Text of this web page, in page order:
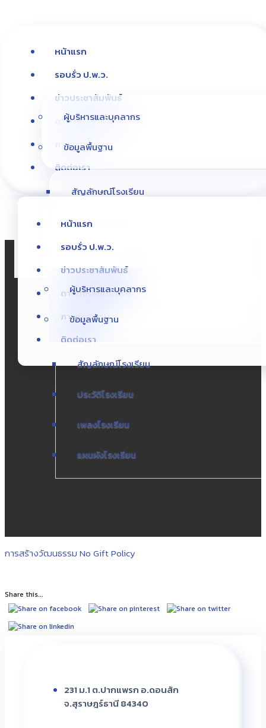
หน้าแรก
รอบรั่ว ป.พ.ว.
ผู้บริหารและบุคลากร
ข้อมูลพื้นฐาน
สัญลักษณ์โรงเรียน
ประวัติโรงเรียน
เพลงโรงเรียน
แผนผังโรงเรียน
ข่าวประชาสัมพันธ์
ดาวน์โหลดเอกสาร
ภาพกิจกรรม
ติดต่อเรา
หน้าแรก
รอบรั่ว ป.พ.ว.
ผู้บริหารและบุคลากร
ข้อมูลพื้นฐาน
สัญลักษณ์โรงเรียน
ประวัติโรงเรียน
เพลงโรงเรียน
แผนผังโรงเรียน
ข่าวประชาสัมพันธ์
ดาวน์โหลดเอกสาร
ภาพกิจกรรม
ติดต่อเรา
เจตจำนง สุจริตของผู้บริหาร
การสร้างวัฒนธรรม No Gift Policy
Share this...
231 ม.1 ต.ปากแพรก อ.ดอนสัก
จ.สุราษฎร์ธานี 84340